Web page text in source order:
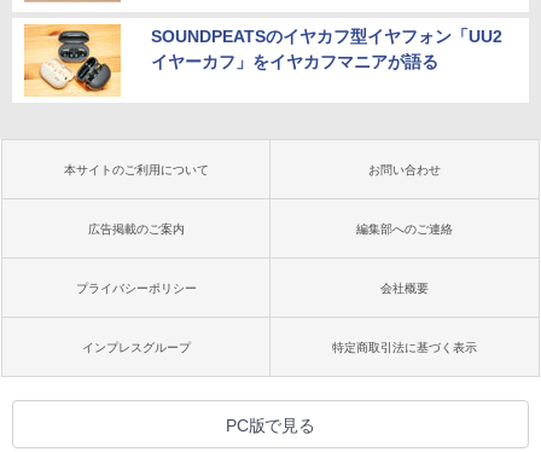
SOUNDPEATSのイヤカフ型イヤフォン「UU2
イヤーカフ」をイヤカフマニアが語る
本サイトのご利用について お問い合わせ
広告掲載のご案内 編集部へのご連絡
プライバシーポリシー 会社概要
インプレスグループ 特定商取引法に基づく表示
PC版で見る